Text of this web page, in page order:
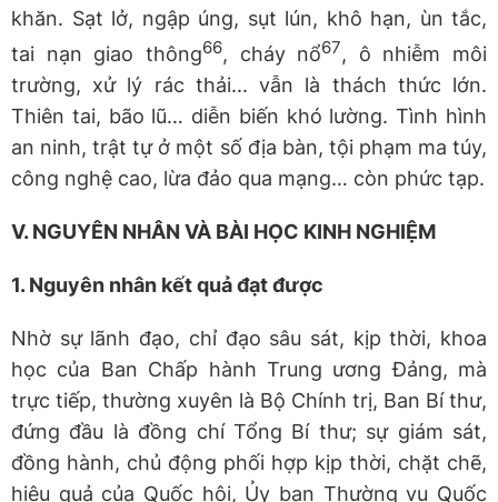
khăn. Sạt lở, ngập úng, sụt lún, khô hạn, ùn tắc,
tai nạn giao thông66, cháy nổ67, ô nhiễm môi
trường, xử lý rác thải... vẫn là thách thức lớn.
Thiên tai, bão lũ… diễn biến khó lường. Tình hình
an ninh, trật tự ở một số địa bàn, tội phạm ma túy,
công nghệ cao, lừa đảo qua mạng… còn phức tạp.
V. NGUYÊN NHÂN VÀ BÀI HỌC KINH NGHIỆM
1. Nguyên nhân kết quả đạt được
Nhờ sự lãnh đạo, chỉ đạo sâu sát, kịp thời, khoa
học của Ban Chấp hành Trung ương Đảng, mà
trực tiếp, thường xuyên là Bộ Chính trị, Ban Bí thư,
đứng đầu là đồng chí Tổng Bí thư; sự giám sát,
đồng hành, chủ động phối hợp kịp thời, chặt chẽ,
hiệu quả của Quốc hội, Ủy ban Thường vụ Quốc